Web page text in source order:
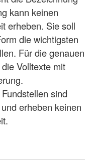
kann keinen
erheben. Sie soll
die wichtigsten
Für die genauen
Volltexte mit
sind
erheben keinen